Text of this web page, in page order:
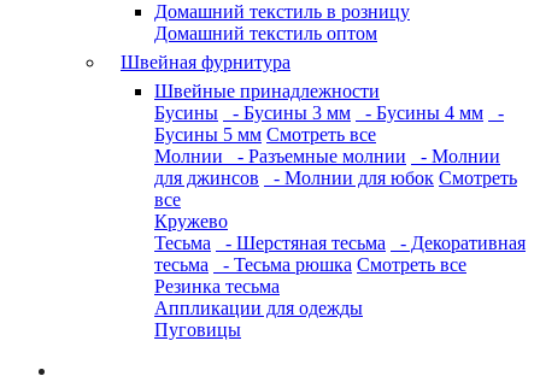
Домашний текстиль в розницу
Домашний текстиль оптом
Швейная фурнитура
Швейные принадлежности
Бусины
- Бусины 3 мм - Бусины 4 мм
-
Бусины 5 мм Смотреть все
Молнии
- Разъемные молнии
- Молнии
для джинсов
- Молнии для юбок Смотреть
все
Кружево
Тесьма
- Шерстяная тесьма
- Декоративная
тесьма
- Тесьма рюшка Смотреть все
Резинка тесьма
Аппликации для одежды
Пуговицы